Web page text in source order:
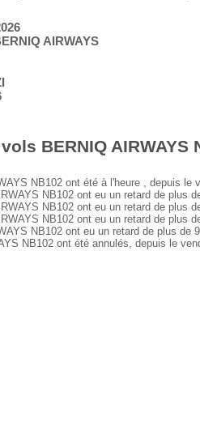
AIRWAYS
BERNIQ
NB102 ont été à l'heure , depuis le
NB102 ont eu un retard de plus
NB102 ont eu un retard de plus
NB102 ont eu un retard de plus
NB102 ont eu un retard de plus de
NB102 ont été annulés, depuis le